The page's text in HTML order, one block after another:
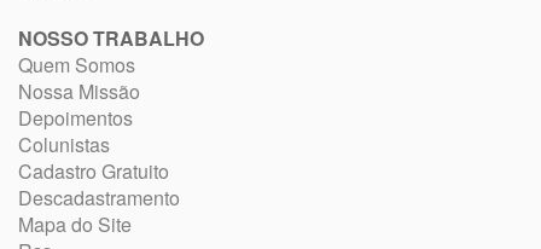
NOSSO TRABALHO
Quem Somos
Nossa Missão
Depoimentos
Colunistas
Cadastro Gratuito
Descadastramento
Mapa do Site